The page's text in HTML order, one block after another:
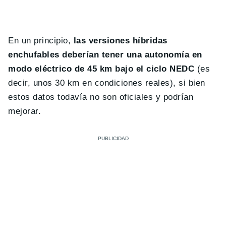
En un principio, las versiones híbridas
enchufables deberían tener una autonomía en
modo eléctrico de 45 km bajo el ciclo NEDC (es
decir, unos 30 km en condiciones reales), si bien
estos datos todavía no son oficiales y podrían
mejorar.